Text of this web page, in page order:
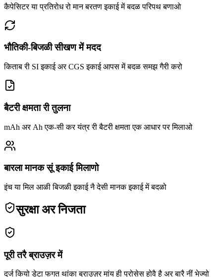
कैपेसिटर या प्रतिरोध रो मान बरतण इकाई में बदळ परिपथ बणाओ
भौतिकी-बिजळी सीखण में मदद
किताब री SI इकाई अर CGS इकाई आपस में बदळ समझ गैरी करो
बैटरी क्षमता री तुलना
mAh अर Ah एक-सी कर यंत्र री बैटरी क्षमता एक आधार पर मिलाओ
बारला मानक सूं इकाई मिलाणो
इंच या मिल आळी बिजळी इकाई नै देसी मानक इकाई में बदळो
सुरक्षा अर निजता
पूरी तरै ब्राउज़र में
दर्ज कियो डेटा फगत थांका ब्राउज़र मांय ही प्रोसेस होवै है अर बारै नीं भेज्यो